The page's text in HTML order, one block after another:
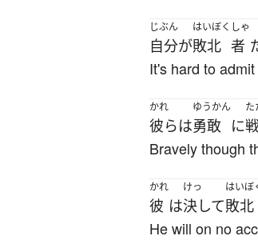
じぶん
自分が
はいぼく
敗北
しゃ
者
It's hard to
かれ
彼らは
ゆうかん
勇敢 に
た
Bravely though
かれ
彼 は
けっ
決して
はいぼ
敗北
He will on no